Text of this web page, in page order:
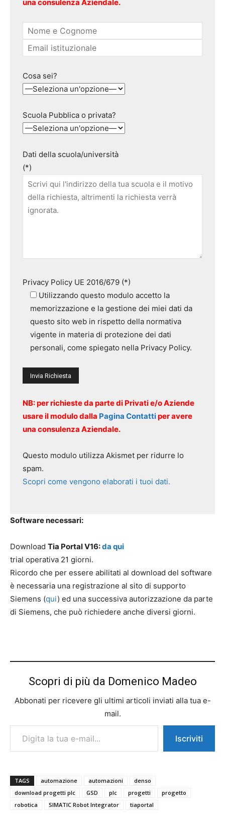
una consulenza Aziendale.
Cosa sei?
Scuola Pubblica o privata?
Dati della scuola/università
(*)
Privacy Policy UE 2016/679 (*)
Utilizzando questo modulo accetto la
memorizzazione e la gestione dei miei dati da
questo sito web in rispetto della normativa
vigente in materia di protezione dei dati
personali, come spiegato nella Privacy Policy.
NB: per richieste da parte di Privati e/o Aziende
usare il modulo dalla Pagina Contattiper avere
una consulenza Aziendale.
Questo modulo utilizza Akismet per ridurre lo
spam.
Scopri come vengono elaborati i tuoi dati.
Software necessari:
Download Tia Portal V16:da qui
trial operativa 21 giorni.
Ricordo che per essere abilitati al download del software
è necessaria una registrazione al sito di supporto
Siemens (qui) ed una successiva autorizzazione da parte
di Siemens, che può richiedere anche diversi giorni.
Scopri di più da Domenico Madeo
Abbonati per ricevere gli ultimi articoli inviati alla tua e-
mail.
Digita la tua e-mail...
Iscriviti
TAGS automazione automazioni
denso
download progetti plc
GSD plc progetti
progetto
robotica
SIMATIC Robot Integrator tiaportal